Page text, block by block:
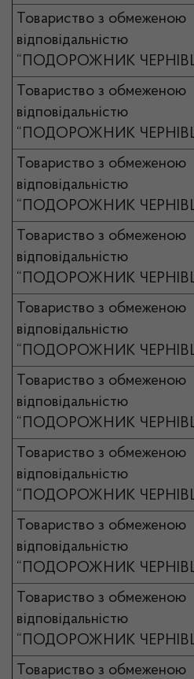
Товариство з обмеженою
відповідальністю
“ПОДОРОЖНИК
Товариство з обмеженою
відповідальністю
“ПОДОРОЖНИК
Товариство з обмеженою
відповідальністю
“ПОДОРОЖНИК
Товариство з обмеженою
відповідальністю
“ПОДОРОЖНИК
Товариство з обмеженою
відповідальністю
“ПОДОРОЖНИК
Товариство з обмеженою
відповідальністю
“ПОДОРОЖНИК
Товариство з обмеженою
відповідальністю
“ПОДОРОЖНИК
Товариство з обмеженою
відповідальністю
“ПОДОРОЖНИК
Товариство з обмеженою
відповідальністю
“ПОДОРОЖНИК
Товариство з обмеженою